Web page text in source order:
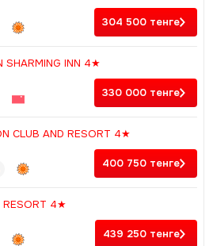
304 500 тенге
SHARMING INN 4★
330 000 тенге
CLUB AND RESORT 4★
400 750 тенге
RESORT 4★
439 250 тенге